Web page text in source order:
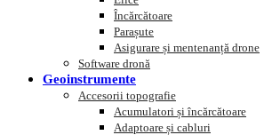
Încărcătoare
Parașute
Asigurare și mentenanță drone
Software dronă
Geoinstrumente
Accesorii topografie
Acumulatori și încărcătoare
Adaptoare și cabluri